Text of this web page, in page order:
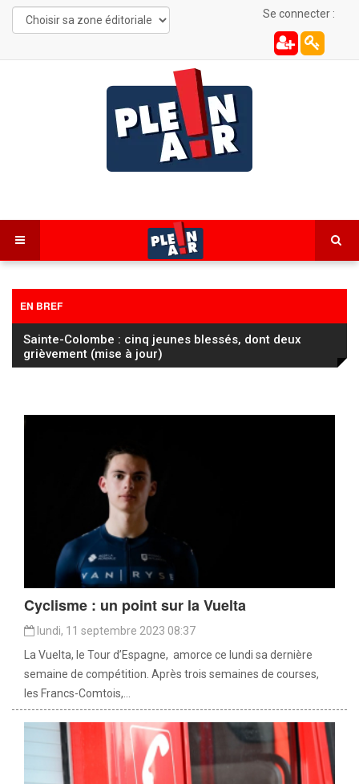
Se connecter :
EN BREF
Sainte-Colombe : cinq jeunes blessés, dont deux
grièvement (mise à jour)
Cyclisme : un point sur la Vuelta
lundi, 11 septembre 2023 08:37
La Vuelta, le Tour d’Espagne, amorce ce lundi sa dernière
semaine de compétition. Après trois semaines de courses,
les Francs-Comtois,...